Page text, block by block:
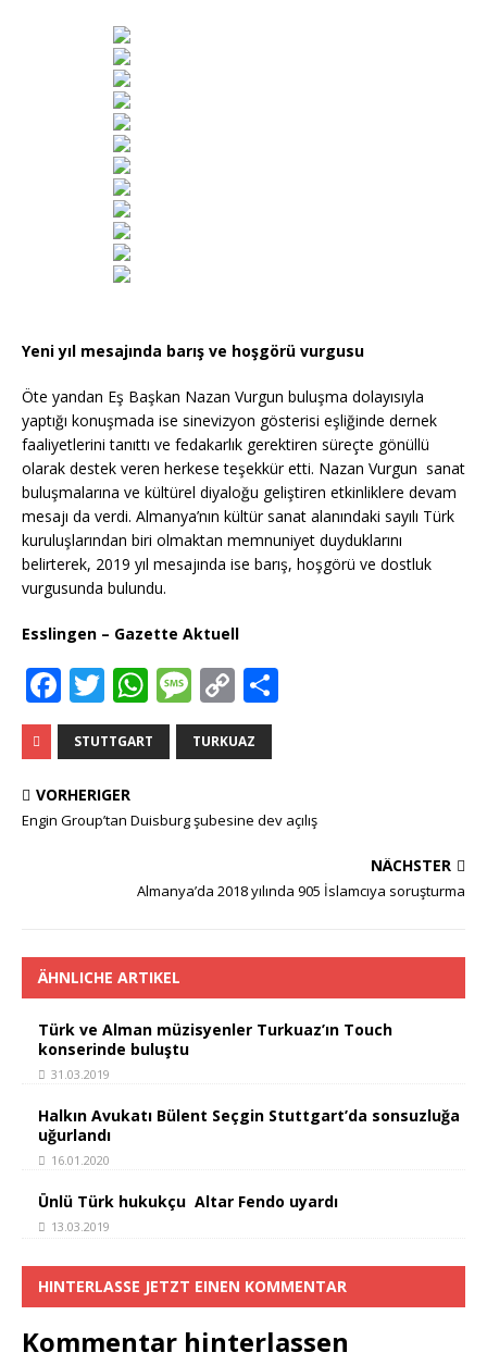
Yeni yıl mesajında barış ve hoşgörü vurgusu
Öte yandan Eş Başkan Nazan Vurgun buluşma dolayısıyla
yaptığı konuşmada ise sinevizyon gösterisi eşliğinde dernek
faaliyetlerini tanıttı ve fedakarlık gerektiren süreçte gönüllü
olarak destek veren herkese teşekkür etti. Nazan Vurgun sanat
buluşmalarına ve kültürel diyaloğu geliştiren etkinliklere devam
mesajı da verdi. Almanya’nın kültür sanat alanındaki sayılı Türk
kuruluşlarından biri olmaktan memnuniyet duyduklarını
belirterek, 2019 yıl mesajında ise barış, hoşgörü ve dostluk
vurgusunda bulundu.
Esslingen – Gazette Aktuell
F
a
c
e
b
T
w
it
te
r
W
h
at
A
p
M
e
ss
g
C
o
p
Li
k
STUTTGART TURKUAZ
VORHERIGER
Engin Group’tan Duisburg şubesine dev açılış
NÄCHSTER
Almanya’da 2018 yılında 905 İslamcıya soruşturma
ÄHNLICHE ARTIKEL
Türk ve Alman müzisyenler Turkuaz’ın Touch
konserinde buluştu
31.03.2019
Halkın Avukatı Bülent Seçgin Stuttgart’da sonsuzluğa
uğurlandı
16.01.2020
Ünlü Türk hukukçu Altar Fendo uyardı
13.03.2019
HINTERLASSE JETZT EINEN KOMMENTAR
Kommentar hinterlassen